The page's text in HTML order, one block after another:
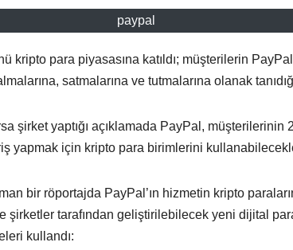
paypal
kripto para piyasasına katıldı; müşterilerin
satmalarına ve tutmalarına olanak
şirket yaptığı açıklamada PayPal, müşterilerinin
yapmak için kripto para birimlerini
bir röportajda PayPal’ın hizmetin kripto
şirketler tarafından geliştirilebilecek yeni dijital
kullandı: